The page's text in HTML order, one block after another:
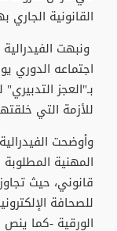
القانونية الجاري
ونبهت
بـ"العجز
للأزمة التي
وأوضحت
المهنية
قانوني، حيث
للصحافة